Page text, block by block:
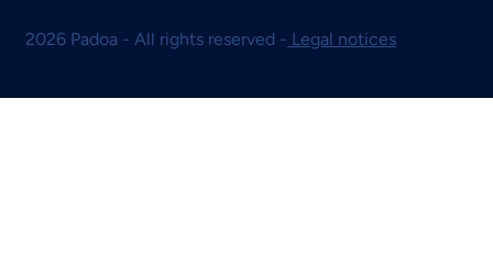
2026 Padoa - All rights reserved - Legal notices